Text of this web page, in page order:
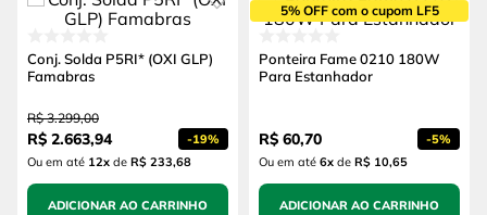
Conj. Solda P5RI* (OXI GLP)
Famabras
R$ 3.299,00
R$ 2.663,94 -19%
Ou em até 12x de R$ 233,68
ADICIONAR AO CARRINHO
5% OFF com o cupom LF5
Ponteira Fame 0210 180W
Para Estanhador
R$ 60,70 -5%
Ou em até 6x de R$ 10,65
ADICIONAR AO CARRINHO